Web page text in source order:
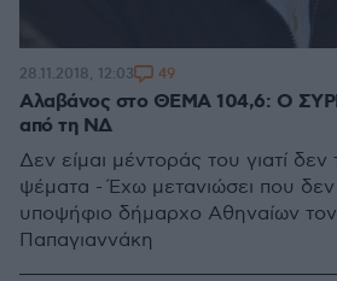
Αλαβάνος στο ΘΕΜΑ 104,6: Ο
από τη ΝΔ
Δεν είμαι μέντοράς του γιατί
ψέματα - Έχω μετανιώσει που δεν
υποψήφιο δήμαρχο Αθηναίων
Παπαγιαννάκη
28.11.2018, 12:03 49